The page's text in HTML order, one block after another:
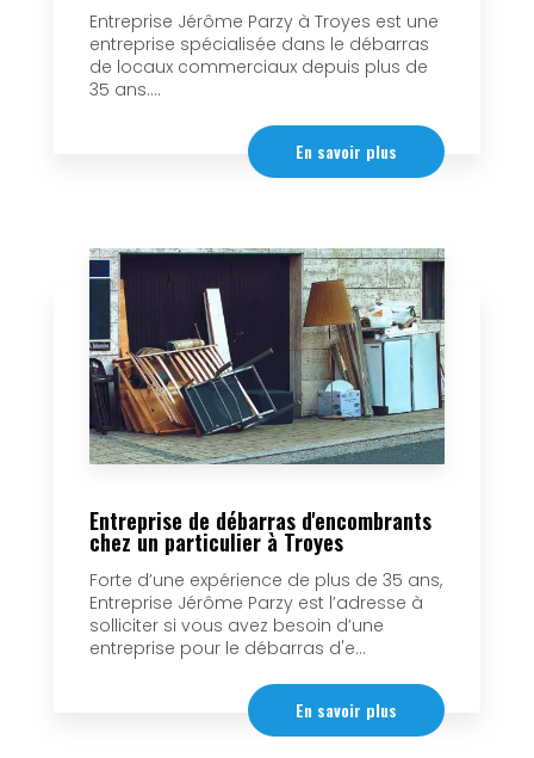
Entreprise Jérôme Parzy à Troyes est une
entreprise spécialisée dans le débarras
de locaux commerciaux depuis plus de
35 ans....
En savoir plus
Entreprise de débarras d'encombrants
chez un particulier à Troyes
Forte d’une expérience de plus de 35 ans,
Entreprise Jérôme Parzy est l’adresse à
solliciter si vous avez besoin d’une
entreprise pour le débarras d'e...
En savoir plus